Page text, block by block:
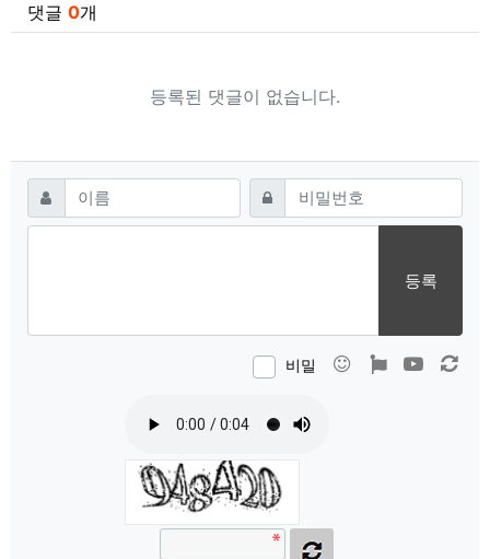
댓글 0개
등록된 댓글이 없습니다.
댓글쓰기
이름 필수 비밀번호필수
등록
비밀 이모티콘폰트어썸
동영상